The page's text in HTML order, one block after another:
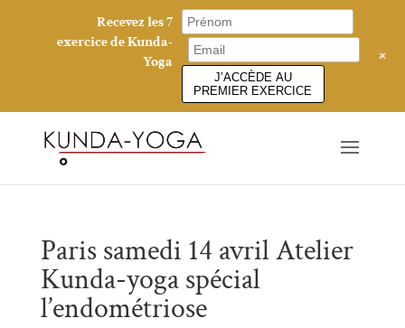
Paris samedi 14 avril Atelier
Kunda-yoga spécial
l’endométriose
Recevez les 7
exercice de Kunda-
Yoga
J’ACCÈDE AU
PREMIER EXERCICE
+